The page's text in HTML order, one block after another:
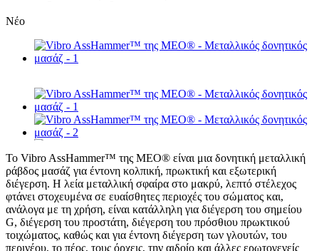
Νέο
Το Vibro AssHammer™ της MEO® είναι μια δονητική μεταλλική
ράβδος μασάζ για έντονη κολπική, πρωκτική και εξωτερική
διέγερση. Η λεία μεταλλική σφαίρα στο μακρύ, λεπτό στέλεχος
φτάνει στοχευμένα σε ευαίσθητες περιοχές του σώματος και,
ανάλογα με τη χρήση, είναι κατάλληλη για διέγερση του σημείου
G, διέγερση του προστάτη, διέγερση του πρόσθιου πρωκτικού
τοιχώματος, καθώς και για έντονη διέγερση των γλουτών, του
περινέου, το πέος, τους όρχεις, την αιδοίο και άλλες ερωτογενείς